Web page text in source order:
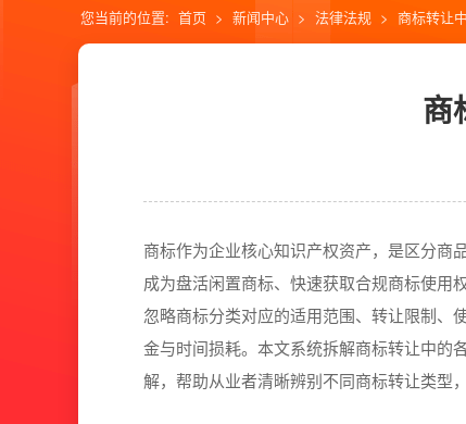
您当前的位置: 首页 > 新闻中心 > 法律法规 > 商标转让
商
商标作为企业核心知识产权资产，是区分商
成为盘活闲置商标、快速获取合规商标使用
忽略商标分类对应的适用范围、转让限制、
金与时间损耗。本文系统拆解商标转让中的
解，帮助从业者清晰辨别不同商标转让类型